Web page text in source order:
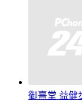
御熹堂 益健